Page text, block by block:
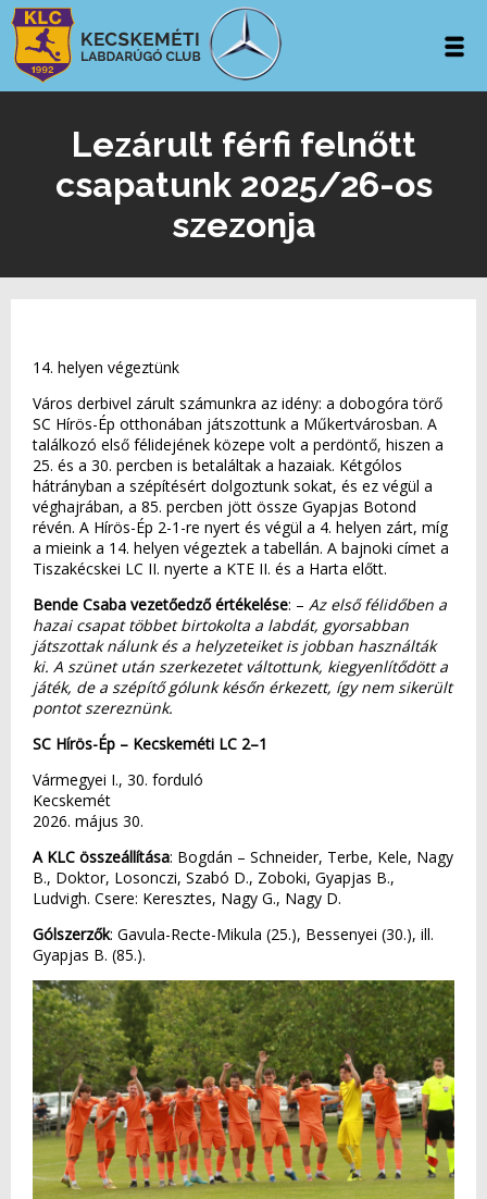
Lezárult férfi felnőtt
csapatunk 2025/26-os
szezonja
14. helyen végeztünk
Város derbivel zárult számunkra az idény: a dobogóra törő
SC Hírös-Ép otthonában játszottunk a Műkertvárosban. A
találkozó első félidejének közepe volt a perdöntő, hiszen a
25. és a 30. percben is betaláltak a hazaiak. Kétgólos
hátrányban a szépítésért dolgoztunk sokat, és ez végül a
véghajrában, a 85. percben jött össze Gyapjas Botond
révén. A Hírös-Ép 2-1-re nyert és végül a 4. helyen zárt, míg
a mieink a 14. helyen végeztek a tabellán. A bajnoki címet a
Tiszakécskei LC II. nyerte a KTE II. és a Harta előtt.
Bende Csaba vezetőedző értékelése: – Az első félidőben a
hazai csapat többet birtokolta a labdát, gyorsabban
játszottak nálunk és a helyzeteiket is jobban használták
ki. A szünet után szerkezetet váltottunk, kiegyenlítődött a
játék, de a szépítő gólunk későn érkezett, így nem sikerült
pontot szereznünk.
SC Hírös-Ép – Kecskeméti LC 2–1
Vármegyei I., 30. forduló
Kecskemét
2026. május 30.
A KLC összeállítása: Bogdán – Schneider, Terbe, Kele, Nagy
B., Doktor, Losonczi, Szabó D., Zoboki, Gyapjas B.,
Ludvigh. Csere: Keresztes, Nagy G., Nagy D.
Gólszerzők: Gavula-Recte-Mikula (25.), Bessenyei (30.), ill.
Gyapjas B. (85.).